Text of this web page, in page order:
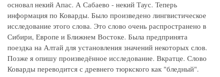
основал некий Апас. А Сабаево - некий Таус. Теперь
информация по Коварды. Было произведено лингвистическое
исследование этого слова. Это слово очень распространено в
Сибири, Европе и Ближнем Востоке. Была предпринята
поездка на Алтай для установления значений некоторых слов.
Позже я опишу произведённое исследование. Вкратце. Слово
Коварды переводится с древнего тюркского как "бледный".